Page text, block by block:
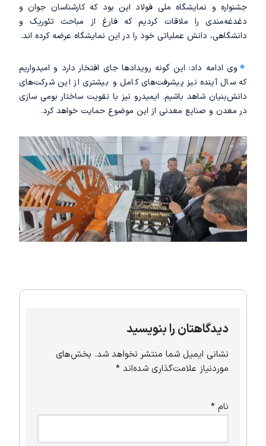
جشنواره و نمایشگاه ملی فولاد این بود که کارشناسان جوان و
دغدغه‌مندی را ملاقات کردیم که فارغ از مباحث تئوریک و
دانشگاهی، دانش عملیاتی خود را در این نمایشگاه عرضه کرده اند.
وی ادامه داد: این گونه رویدادها جای افتخار دارد و امیدواریم
که سال آینده نیز پیشرفت‌های کامل‌ و بیشتری از این شرکت‌های
دانش‌بنیان شاهد باشیم. ایمیدرو نیز با تقویت ساختار بومی سازی
در معدن و صنایع معدنی از این موضوع حمایت خواهد کرد.
دیدگاهتان را بنویسید
نشانی ایمیل شما منتشر نخواهد شد. بخش‌های
موردنیاز علامت‌گذاری شده‌اند *
نام *